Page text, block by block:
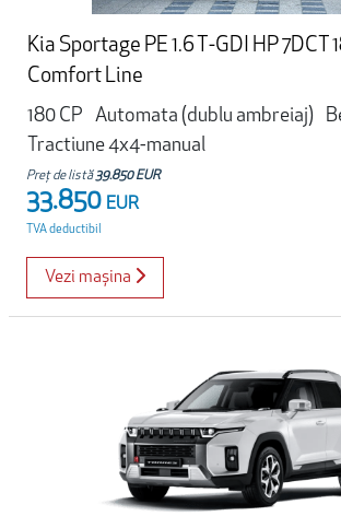
Kia Sportage PE 1.6 T-GDI HP 7DCT
Comfort Line
180 CP
Automata (dublu ambreiaj)
Tractiune 4x4-manual
Preț de listă39.850 EUR
33.850 EUR
TVA deductibil
Vezi mașina